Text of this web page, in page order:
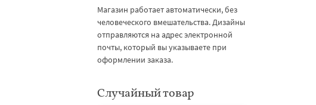
Магазин работает автоматически, без
человеческого вмешательства. Дизайны
отправляются на адрес электронной
почты, который вы указываете при
оформлении заказа.
Случайный товар